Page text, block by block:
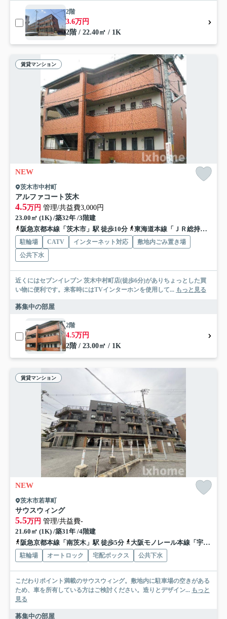
2階
3.6万円
2階 / 22.40㎡ / 1K
賃貸マンション
NEW
茨木市中村町
アルファコート茨木
4.5万円 管理/共益費3,000円
23.00㎡ (1K) /築32年 /3階建
阪急京都本線「茨木市」駅 徒歩10分
東海道本線「ＪＲ総持寺」駅 徒歩17分
駐輪場 CATV インターネット対応
敷地内ごみ置き場
公共下水
近くにはセブンイレブン 茨木中村町店(徒歩6分)がありちょっとした買
い物に便利です。来客時にはTVインターホンを使用して... もっと見る
募集中の部屋
2階
4.5万円
2階 / 23.00㎡ / 1K
賃貸マンション
NEW
茨木市若草町
サウスウィング
5.5万円 管理/共益費-
21.60㎡ (1K) /築31年 /4階建
阪急京都本線「南茨木」駅 徒歩5分
大阪モノレール本線「宇野辺」駅 徒歩17分
駐輪場 オートロック 宅配ボックス 公共下水
こだわりポイント満載のサウスウィング。敷地内に駐車場の空きがある
ため、車を所有している方はご検討ください。造りとデザイン... もっと
見る
募集中の部屋